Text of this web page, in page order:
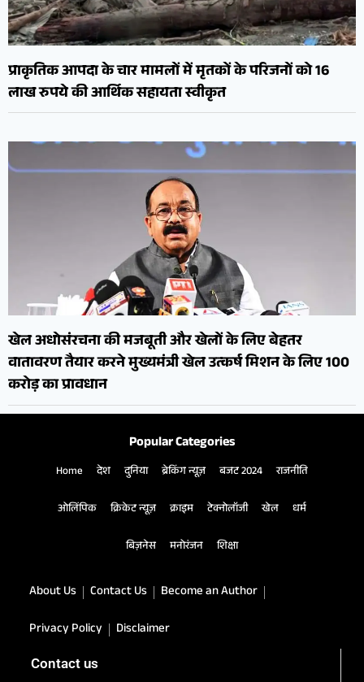
प्राकृतिक आपदा के चार मामलों में मृतकों के परिजनों को 16
लाख रुपये की आर्थिक सहायता स्वीकृत
खेल अधोसंरचना की मजबूती और खेलों के लिए बेहतर
वातावरण तैयार करने मुख्यमंत्री खेल उत्कर्ष मिशन के लिए 100
करोड़ का प्रावधान
Popular Categories
Home देश दुनिया ब्रेकिंग न्यूज़ बजट 2024 राजनीति
ओलिंपिक क्रिकेट न्यूज़ क्राइम टेक्नोलॉजी खेल धर्म
बिज़नेस मनोरंजन शिक्षा
About Us Contact Us
Become an Author
Privacy Policy
Disclaimer
Contact us